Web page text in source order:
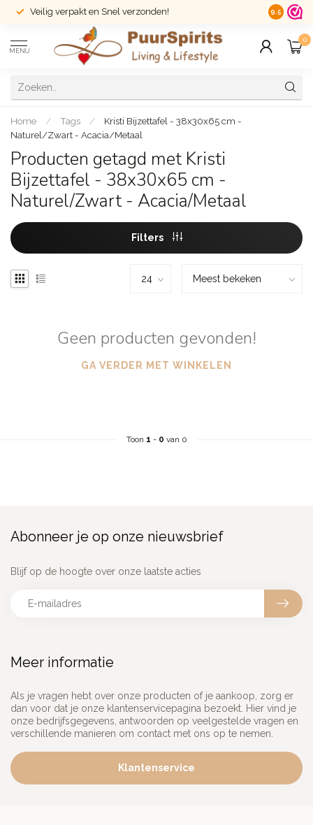
Veilig verpakt en Snel verzonden! 14 dagen
9.5
MENU
0
Home / Tags /
Kristi Bijzettafel - 38x30x65 cm -
Naturel/Zwart - Acacia/Metaal
Producten getagd met Kristi
Bijzettafel - 38x30x65 cm -
Naturel/Zwart - Acacia/Metaal
Filters
Geen producten gevonden!
GA VERDER MET WINKELEN
Toon 1 - 0 van 0
Meer informatie
Als je vragen hebt over onze producten of je aankoop, zorg er
dan voor dat je onze klantenservicepagina bezoekt. Hier vind je
onze bedrijfsgegevens, antwoorden op veelgestelde vragen en
verschillende manieren om contact met ons op te nemen.
Klantenservice
Abonneer je op onze nieuwsbrief
Blijf op de hoogte over onze laatste acties